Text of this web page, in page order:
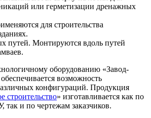
или герметизации дренажных
для строительства
путей. Монтируются вдоль путей
оборудованию «Завод-
возможность
конфигураций. Продукция
строительство» изготавливается как по
так и по чертежам заказчиков.